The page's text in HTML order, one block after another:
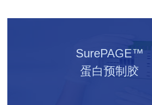
SurePAGE™
蛋白预制胶